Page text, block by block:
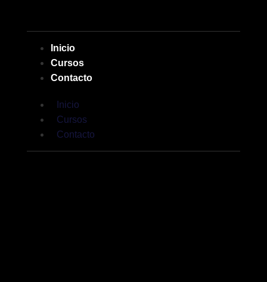
Inicio
Cursos
Contacto
Inicio
Cursos
Contacto